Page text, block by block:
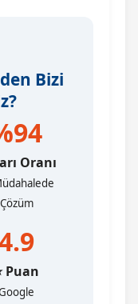
Bizi
Oranı
Çözüm
Puan